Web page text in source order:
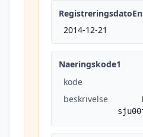
2014-12-21
Naeringskode1
kode
beskrivelse